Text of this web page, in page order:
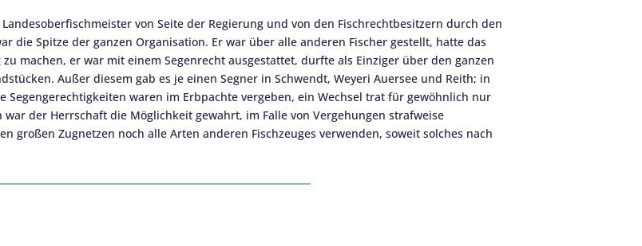
von Seite der Regierung und von den Fischrechtbesitzern durch den
die Spitze der ganzen Organisation. Er war über alle anderen Fischer gestellt, hatte das
machen, er war mit einem Segenrecht ausgestattet, durfte als Einziger über den ganzen
Außer diesem gab es je einen Segner in Schwendt, Weyeri Auersee und Reith; in
Segengerechtigkeiten waren im Erbpachte vergeben, ein Wechsel trat für gewöhnlich nur
der Herrschaft die Möglichkeit gewahrt, im Falle von Vergehungen strafweise
großen Zugnetzen noch alle Arten anderen Fischzeuges verwenden, soweit solches nach